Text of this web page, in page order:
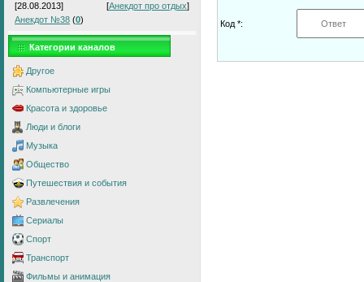
[28.08.2013]
[Анекдот про отдых]
Анекдот №38 (0)
Категории каналов
Другое
Компьютерные игры
Красота и здоровье
Люди и блоги
Музыка
Общество
Путешествия и события
Развлечения
Сериалы
Спорт
Транспорт
Фильмы и анимация
Код *: